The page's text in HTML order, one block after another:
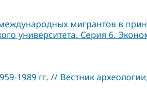
мигрантов в
университета. Серия 6.
1989 гг. // Вестник